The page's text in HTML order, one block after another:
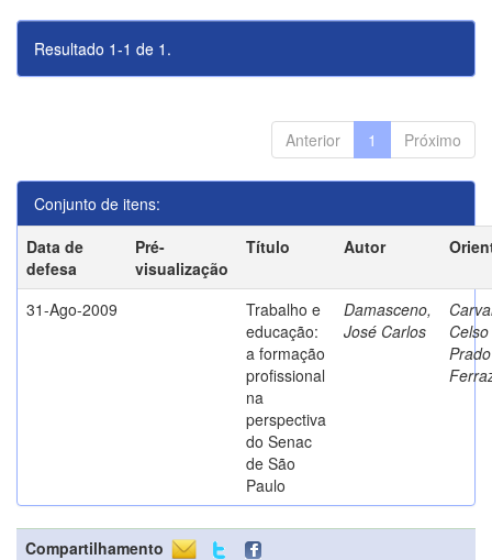
Resultado 1-1 de 1.
Anterior 1 Próximo
Conjunto de itens:
Data de
defesa
Pré-
visualização
Título Autor
31-Ago-2009
Trabalho e
educação:
a formação
profissional
na
perspectiva
do Senac
de São
Paulo
Damasceno,
José Carlos
Prado
Compartilhamento